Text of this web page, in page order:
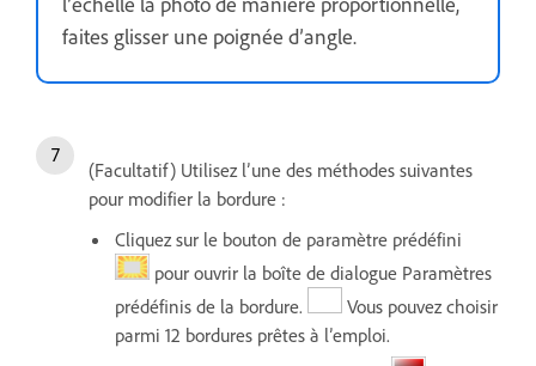
faites glisser une poignée d’angle.
(Facultatif) Utilisez l’une des méthodes suivantes
pour modifier la bordure :
Cliquez sur le bouton de paramètre prédéfini
pour ouvrir la boîte de dialogue Paramètres
prédéfinis de la bordure.
Vous pouvez choisir
parmi 12 bordures prêtes à l’emploi.